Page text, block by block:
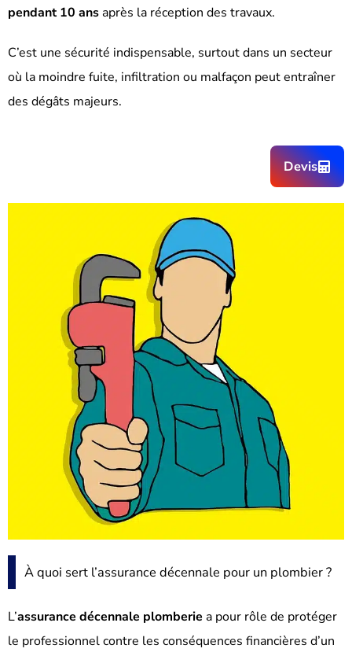
pendant 10 ansaprès la réception des travaux.
C’est une sécurité indispensable, surtout dans un secteur
où la moindre fuite, infiltration ou malfaçon peut entraîner
des dégâts majeurs.
Devis
À quoi sert l’assurance décennale pour un plombier ?
L’assurance décennale plomberie a pour rôle de protéger
le professionnel contre les conséquences financières d’un